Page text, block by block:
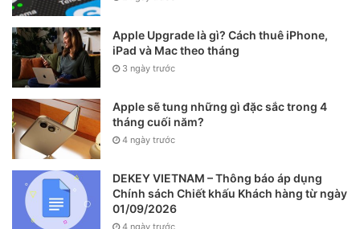
Apple Upgrade là gì? Cách thuê iPhone,
iPad và Mac theo tháng
3 ngày trước
Apple sẽ tung những gì đặc sắc trong 4
tháng cuối năm?
4 ngày trước
DEKEY VIETNAM – Thông báo áp dụng
Chính sách Chiết khấu Khách hàng từ ngày
01/09/2026
4 ngày trước